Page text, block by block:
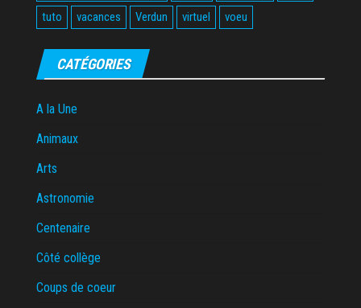
tuto
vacances Verdun virtuel voeu
CATÉGORIES
A la Une
Animaux
Arts
Astronomie
Centenaire
Côté collège
Coups de coeur